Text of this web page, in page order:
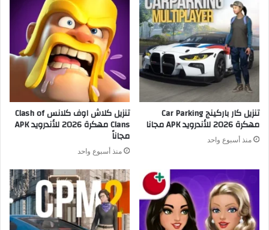
تنزيل كار باركينج Car Parking
مهكرة 2026 للأندرويد APK مجانا
منذ أسبوع واحد
تنزيل كلاش اوف كلانس Clash of
Clans مهكرة 2026 للأندرويد APK
مجاناً
منذ أسبوع واحد